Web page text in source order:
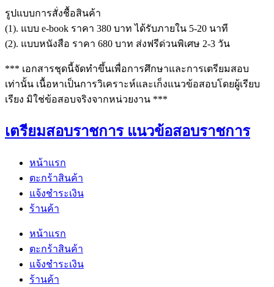
รูปแบบการสั่งชื้อสินค้า
(1). แบบ e-book ราคา 380 บาท ได้รับภายใน 5-20 นาที
(2). แบบหนังสือ ราคา 680 บาท ส่งฟรีด่วนพิเศษ 2-3 วัน
*** เอกสารชุดนี้จัดทำขึ้นเพื่อการศึกษาและการเตรียมสอบ
เท่านั้น เนื้อหาเป็นการวิเคราะห์และเก็งแนวข้อสอบโดยผู้เรียบ
เรียง มิใช่ข้อสอบจริงจากหน่วยงาน ***
เตรียมสอบราชการ แนวข้อสอบราชการ
หน้าแรก
ตะกร้าสินค้า
แจ้งชำระเงิน
ร้านค้า
หน้าแรก
ตะกร้าสินค้า
แจ้งชำระเงิน
ร้านค้า